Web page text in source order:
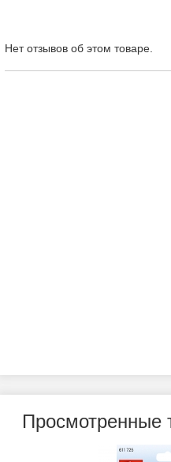
Нет отзывов об этом товаре.
Просмотренные